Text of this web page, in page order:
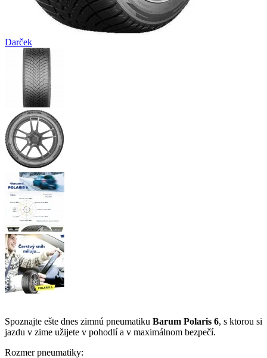
Darček
Spoznajte ešte dnes zimnú pneumatiku Barum Polaris 6, s ktorou si
jazdu v zime užijete v pohodlí a v maximálnom bezpečí.
Rozmer pneumatiky: